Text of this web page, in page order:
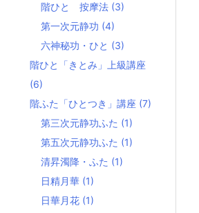
階ひと 按摩法 (3)
第一次元静功 (4)
六神秘功・ひと (3)
階ひと「きとみ」上級講座
(6)
階ふた「ひとつき」講座 (7)
第三次元静功ふた (1)
第五次元静功ふた (1)
清昇濁降・ふた (1)
日精月華 (1)
日華月花 (1)